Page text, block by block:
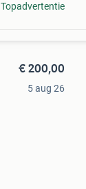
Topadvertentie
€ 200,00
5 aug 26